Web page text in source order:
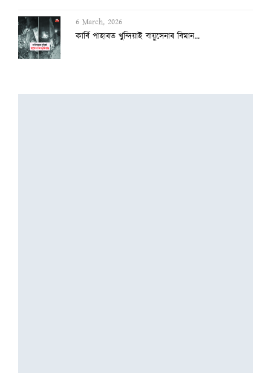
6 March, 2026
কাৰ্বি পাহাৰত খুন্দিয়াই বায়ুসেনাৰ বিমান...
বিহাৰ মডেলত ভোট ঘোষণাৰ ঠিক পূৰ্বে অসমতো...